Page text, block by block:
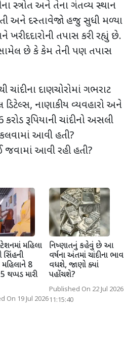
સ્ત્રોત અને તેના ગંતવ્ય સ્થાન
અને દસ્તાવેજો હજુ સુધી મળ્યા
તપાસ કરી રહ્યું છે.
છે કે કેમ તેની પણ તપાસ
ચાંદીના દાણચોરોમાં ગભરાટ
, નાણાકીય વ્યવહારો અને
કરોડ રૂપિયાની ચાંદીનો અસલી
આવી હતી?
જવામાં આવી રહી હતી?
મહિલા
સિંહની
મહિલાને 8
થપ્પડ મારી
On 19 Jul 2026
નિષ્ણાતનું કહેવું છે આ
વર્ષના અંતમાં ચાંદીના ભાવ
વધશે, જાણો ક્યાં
પહોંચશે?
Published On 22 Jul 2026
11:15:40